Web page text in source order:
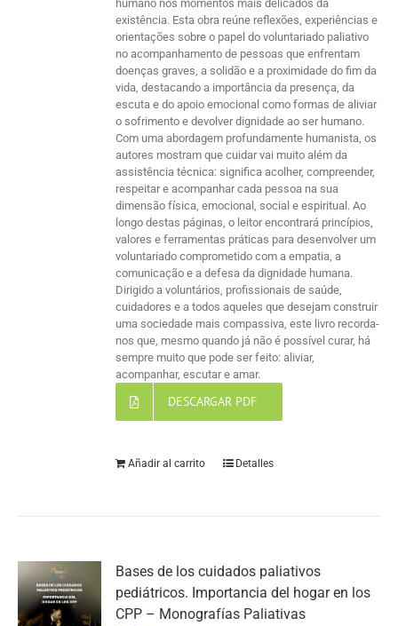
humano nos momentos mais delicados da
existência. Esta obra reúne reflexões, experiências e
orientações sobre o papel do voluntariado paliativo
no acompanhamento de pessoas que enfrentam
doenças graves, a solidão e a proximidade do fim da
vida, destacando a importância da presença, da
escuta e do apoio emocional como formas de aliviar
o sofrimento e devolver dignidade ao ser humano.
Com uma abordagem profundamente humanista, os
autores mostram que cuidar vai muito além da
assistência técnica: significa acolher, compreender,
respeitar e acompanhar cada pessoa na sua
dimensão física, emocional, social e espiritual. Ao
longo destas páginas, o leitor encontrará princípios,
valores e ferramentas práticas para desenvolver um
voluntariado comprometido com a empatia, a
comunicação e a defesa da dignidade humana.
Dirigido a voluntários, profissionais de saúde,
cuidadores e a todos aqueles que desejam construir
uma sociedade mais compassiva, este livro recorda-
nos que, mesmo quando já não é possível curar, há
sempre muito que pode ser feito: aliviar,
acompanhar, escutar e amar.
DESCARGAR PDF
Añadir al carrito Detalles
Bases de los cuidados paliativos
pediátricos. Importancia del hogar en los
CPP – Monografías Paliativas